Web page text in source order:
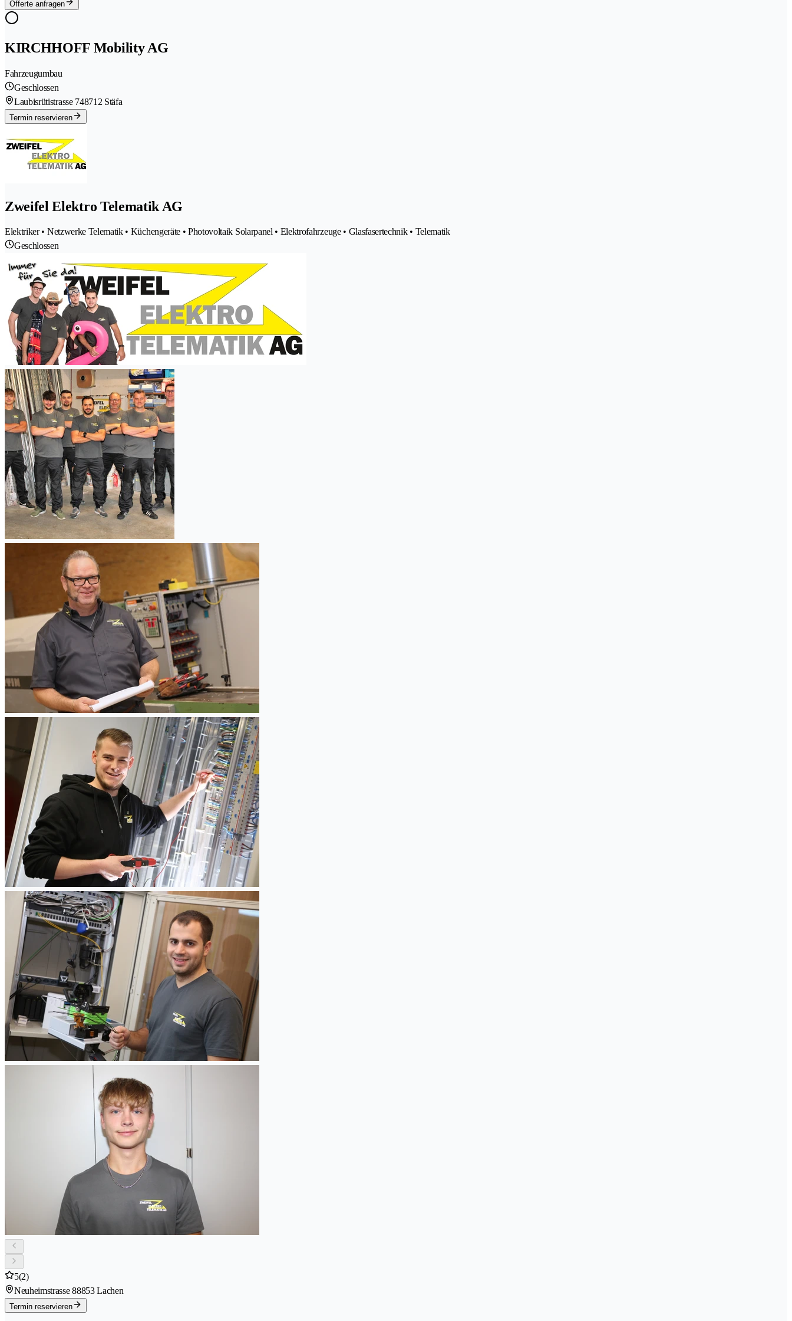
Offerte anfragen
KIRCHHOFF Mobility AG
Fahrzeugumbau
Geschlossen
Laubisrütistrasse 748712 Stäfa
Termin reservieren
Zweifel Elektro Telematik AG
Elektriker • Netzwerke Telematik • Küchengeräte • Photovoltaik Solarpanel • Elektrofahrzeuge • Glasfasertechnik • Telematik
Geschlossen
5(2)
Neuheimstrasse 88853 Lachen
Termin reservieren